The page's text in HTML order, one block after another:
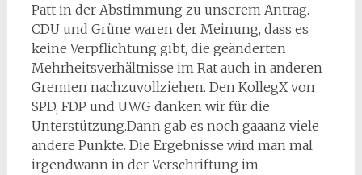
Patt in der Abstimmung zu unserem Antrag.
CDU und Grüne waren der Meinung, dass es
keine Verpflichtung gibt, die geänderten
Mehrheitsverhältnisse im Rat auch in anderen
Gremien nachzuvollziehen. Den KollegX von
SPD, FDP und UWG danken wir für die
Unterstützung.Dann gab es noch gaaanz viele
andere Punkte. Die Ergebnisse wird man mal
irgendwann in der Verschriftung im